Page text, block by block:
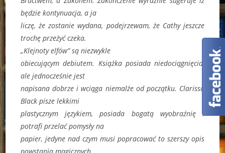
będzie kontynuacja, a ja
liczę, że zostanie wydana, podejrzewam, że Cathy jeszcze
trochę przeżyć czeka.
„Klejnoty elfów” są niezwykle
obiecującym debiutem. Książka posiada niedociągnięcia,
ale jednocześnie jest
napisana dobrze i wciąga niemalże od początku. Clarissa
Black pisze lekkimi
plastycznym językiem, posiada bogatą wyobraźnię i
potrafi przelać pomysły na
papier, jedyne nad czym musi popracować to szerszy opis